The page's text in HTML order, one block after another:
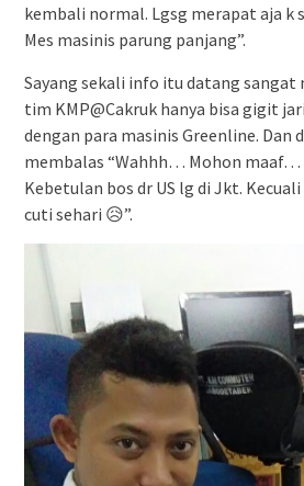
kembali normal. Lgsg merapat aja k
Mes masinis parung panjang”.
Sayang sekali info itu datang sangat
tim KMP@Cakruk hanya bisa gigit
dengan para masinis Greenline. Dan
membalas “Wahhh… Mohon maaf…
Kebetulan bos dr US lg di Jkt.
cuti sehari 😥”.